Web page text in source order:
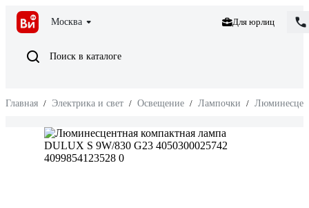
Москва Для юрлиц
Поиск в каталоге
Главная / Электрика и свет / Освещение / Лампочки /